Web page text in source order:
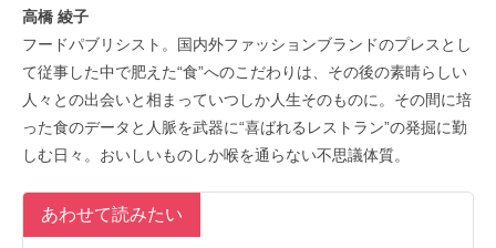
高橋 綾子
フードパブリシスト。国内外ファッションブランドのプレスとし
て従事した中で肥えた“食”へのこだわりは、その後の素晴らしい
人々との出会いと相まっていつしか人生そのものに。その間に培
った食のデータと人脈を武器に“喜ばれるレストラン”の発掘に勤
しむ日々。おいしいものしか喉を通らない不思議体質。
あわせて読みたい